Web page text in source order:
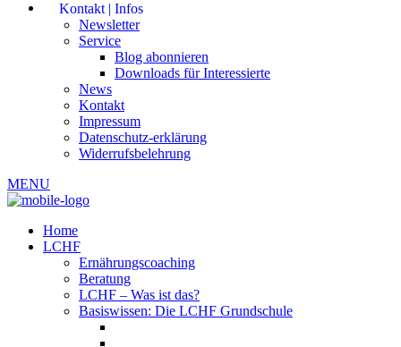
Kontakt | Infos
Newsletter
Service
Blog abonnieren
Downloads für Interessierte
News
Kontakt
Impressum
Datenschutz-erklärung
Widerrufsbelehrung
MENU
Home
LCHF
Ernährungscoaching
Beratung
LCHF – Was ist das?
Basiswissen: Die LCHF Grundschule